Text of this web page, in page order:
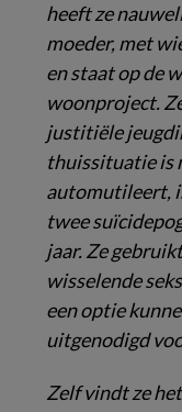
heeft ze
moeder, met
en staat op de
woonproject.
justitiële
thuissituatie is
automutileert,
twee
jaar. Ze
wisselende
een optie
uitgenodigd
Zelf vindt ze